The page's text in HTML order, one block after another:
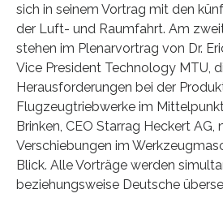
sich in seinem Vortrag mit den
der Luft- und Raumfahrt. Am
stehen im Plenarvortrag von Dr.
Vice President Technology MTU,
Herausforderungen bei der
Flugzeugtriebwerke im
Brinken, CEO Starrag Heckert AG,
Verschiebungen im
Blick. Alle Vorträge werden
beziehungsweise Deutsche